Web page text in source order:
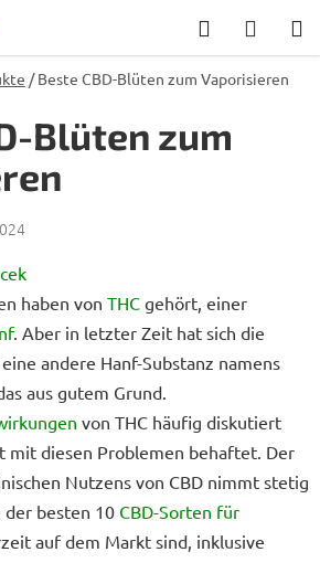
Suchen
/ Beste CBD-Blüten zum Vaporisieren
Blüten zum
haben von THC gehört, einer
. Aber in letzter Zeit hat sich die
andere Hanf-Substanz namens
aus gutem Grund.
von THC häufig diskutiert
mit diesen Problemen behaftet. Der
Nutzens von CBD nimmt stetig
der besten 10 CBD-Sorten für
auf dem Markt sind, inklusive